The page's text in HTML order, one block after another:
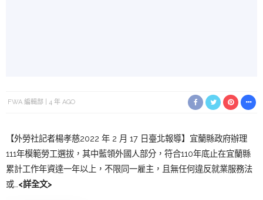
FWA 編輯部 4 年 AGO
【外勞社記者楊孝慈2022 年 2 月 17 日臺北報導】宜蘭縣政府辦理
111年模範勞工選拔，其中藍領外國人部分，符合110年底止在宜蘭縣
累計工作年資達一年以上，不限同一雇主，且無任何違反就業服務法
或… <詳全文>